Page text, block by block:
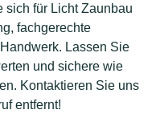
sich für Licht Zaunbau
fachgerechte
Lassen Sie
und sichere wie
Kontaktieren Sie uns
entfernt!